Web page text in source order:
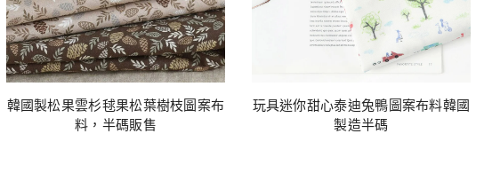
韓國製松果雲杉毬果松葉樹枝圖案布
料，半碼販售
玩具迷你甜心泰迪兔鴨圖案布料韓國
製造半碼